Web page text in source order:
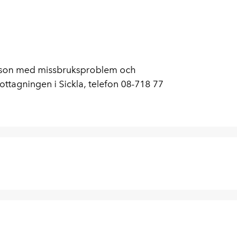
med missbruksproblem och
i Sickla, telefon 08-718 77